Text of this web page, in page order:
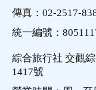
傳真：02-2517-
統一編號：
綜合旅行社 交觀
1417號